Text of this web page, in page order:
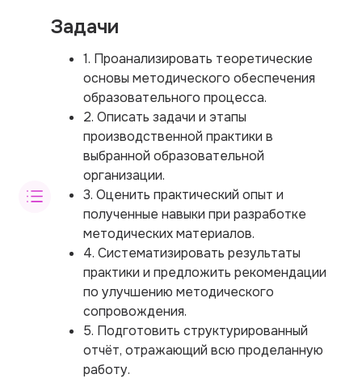
Задачи
1. Проанализировать теоретические
основы методического обеспечения
образовательного процесса.
2. Описать задачи и этапы
производственной практики в
выбранной образовательной
организации.
3. Оценить практический опыт и
полученные навыки при разработке
методических материалов.
4. Систематизировать результаты
практики и предложить рекомендации
по улучшению методического
сопровождения.
5. Подготовить структурированный
отчёт, отражающий всю проделанную
работу.